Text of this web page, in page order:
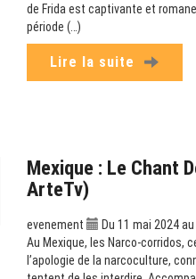
de Frida est captivante et
période (…)
Lire la suite
Mexique : Le Chant
ArteTv)
evenement
Du 11 mai 2024
Au Mexique, les Narco-corridos,
l’apologie de la narcoculture,